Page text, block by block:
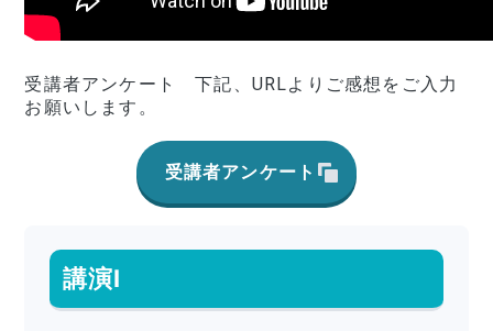
受講者アンケート 下記、URLよりご感想をご入力
お願いします。
受講者アンケート
講演Ⅰ